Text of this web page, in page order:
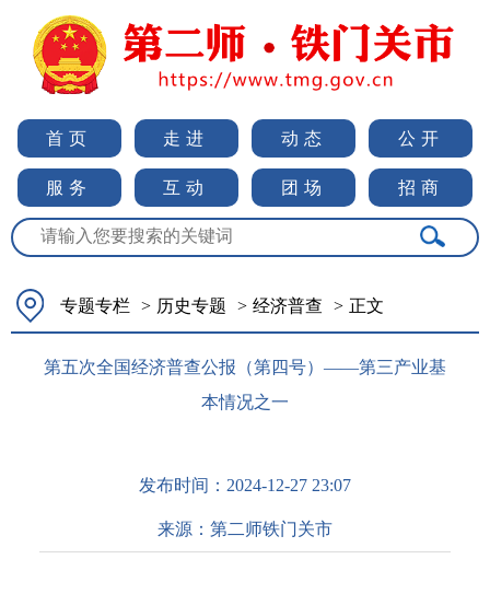
首页 走进 动态 公开
服务 互动 团场 招商
专题专栏 > 历史专题 > 经济普查 > 正文
第五次全国经济普查公报（第四号）——第三产业基
本情况之一
发布时间： 2024-12-27 23:07
来源： 第二师铁门关市